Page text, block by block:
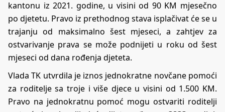
kantonu iz 2021. godine, u visini od 90 KM mjesečno
po djetetu. Pravo iz prethodnog stava isplačivat će se u
trajanju od maksimalno šest mjeseci, a zahtjev za
ostvarivanje prava se može podnijeti u roku od šest
mjeseci od dana rođenja djeteta.
Vlada TK utvrdila je iznos jednokratne novčane pomoći
za roditelje sa troje i više djece u visini od 1.500 KM.
Pravo na jednokratnu pomoć mogu ostvariti roditelji